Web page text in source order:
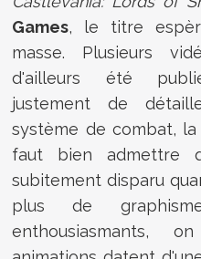
Games, le titre
masse. Plusieurs
d'ailleurs été
justement de
système de combat,
faut bien admettre
subitement disparu
plus de
enthousiasmants,